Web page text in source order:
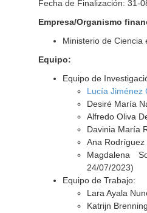
Fecha de Finalización: 31-
Empresa/Organismo
Ministerio de Ciencia
Equipo:
Equipo de
Lucía Jiménez
Desiré María
Alfredo Oliva
Davinia María
Ana Rodríguez
Magdalena
24/07/2023)
Equipo de Trabajo:
Lara Ayala
Katrijn Brenning